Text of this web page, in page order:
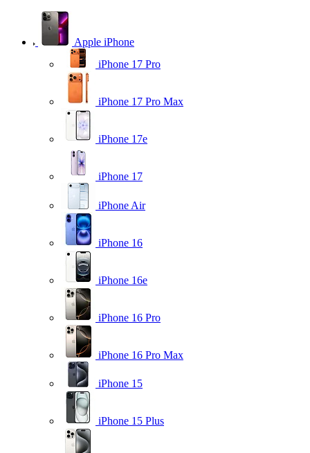
Apple iPhone
iPhone 17 Pro
iPhone 17 Pro Max
iPhone 17e
iPhone 17
iPhone Air
iPhone 16
iPhone 16e
iPhone 16 Pro
iPhone 16 Pro Max
iPhone 15
iPhone 15 Plus